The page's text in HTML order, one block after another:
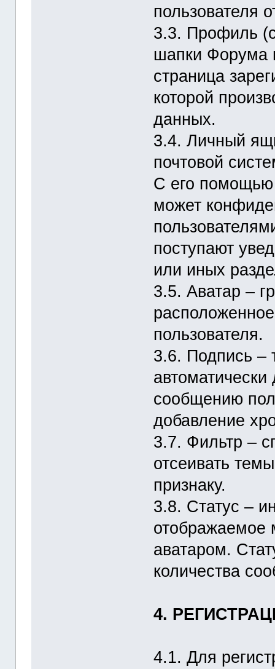
пользователя
3.3. Профиль
шапки Форума
страница
которой
данных.
3.4. Личный
почтовой
С его помощью
может
поступают
или иных
3.5. Аватар –
пользователя.
3.6. Подпись –
сообщению
добавление
3.7. Фильтр –
отсеивать
признаку.
3.8. Статус –
отображаемое
аватаром.
количества
4.
4.1. Для